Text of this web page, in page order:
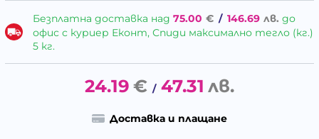
Безплатна доставка над 75.00 € / 146.69 лв. до
офис с куриер Еконт, Спиди максимално тегло (кг.)
5 кг.
24.19 € / 47.31 лв.
Доставка и плащане